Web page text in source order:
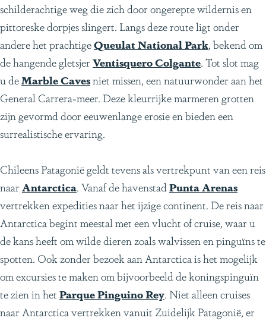
schilderachtige weg die zich door ongerepte wildernis en
pittoreske dorpjes slingert. Langs deze route ligt onder
andere het prachtigeQueulat National Park, bekend om
de hangende gletsjerVentisquero Colgante. Tot slot mag
u deMarble Cavesniet missen, een natuurwonder aan het
General Carrera-meer. Deze kleurrijke marmeren grotten
zijn gevormd door eeuwenlange erosie en bieden een
surrealistische ervaring.
Chileens Patagonië geldt tevens als vertrekpunt van een reis
naarAntarctica. Vanaf de havenstadPunta Arenas
vertrekken expedities naar het ijzige continent. De reis naar
Antarctica begint meestal met een vlucht of cruise, waar u
de kans heeft om wilde dieren zoals walvissen en pinguïns te
spotten. Ook zonder bezoek aan Antarctica is het mogelijk
om excursies te maken om bijvoorbeeld de koningspinguïn
te zien in hetParque Pinguino Rey. Niet alleen cruises
naar Antarctica vertrekken vanuit Zuidelijk Patagonië, er